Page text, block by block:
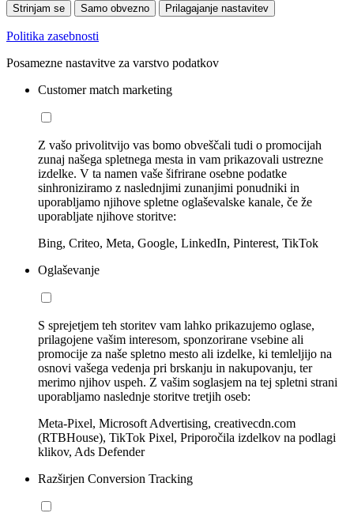
Strinjam se Samo obvezno Prilagajanje nastavitev
Politika zasebnosti
Posamezne nastavitve za varstvo podatkov
Customer match marketing
Z vašo privolitvijo vas bomo obveščali tudi o promocijah
zunaj našega spletnega mesta in vam prikazovali ustrezne
izdelke. V ta namen vaše šifrirane osebne podatke
sinhroniziramo z naslednjimi zunanjimi ponudniki in
uporabljamo njihove spletne oglaševalske kanale, če že
uporabljate njihove storitve:
Bing, Criteo, Meta, Google, LinkedIn, Pinterest, TikTok
Oglaševanje
S sprejetjem teh storitev vam lahko prikazujemo oglase,
prilagojene vašim interesom, sponzorirane vsebine ali
promocije za naše spletno mesto ali izdelke, ki temleljijo na
osnovi vašega vedenja pri brskanju in nakupovanju, ter
merimo njihov uspeh. Z vašim soglasjem na tej spletni strani
uporabljamo naslednje storitve tretjih oseb:
Meta-Pixel, Microsoft Advertising, creativecdn.com
(RTBHouse), TikTok Pixel, Priporočila izdelkov na podlagi
klikov, Ads Defender
Razširjen Conversion Tracking